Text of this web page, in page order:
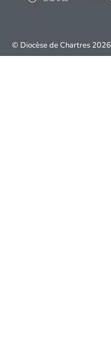
© Diocèse de Chartres 2026